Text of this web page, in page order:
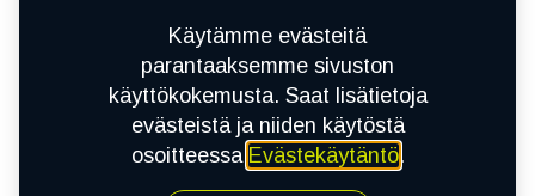
Käytämme evästeitä
parantaaksemme sivuston
käyttökokemusta. Saat lisätietoja
evästeistä ja niiden käytöstä
osoitteessa Evästekäytäntö.